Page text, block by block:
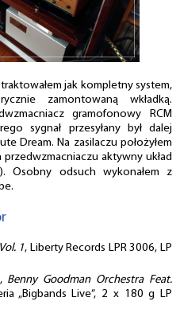
jak kompletny system,
zamontowaną wkładką.
gramofonowy RCM
sygnał przesyłany był dalej
Dream. Na zasilaczu położyłem
aktywny układ
). Osobny odsuch wykonałem z
1, Liberty Records LPR 3006, LP
Benny Goodman Orchestra Feat.
„Bigbands Live”, 2 x 180 g LP